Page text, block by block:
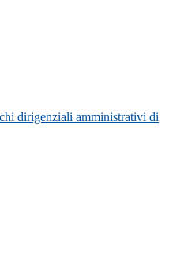
dirigenziali amministrativi di